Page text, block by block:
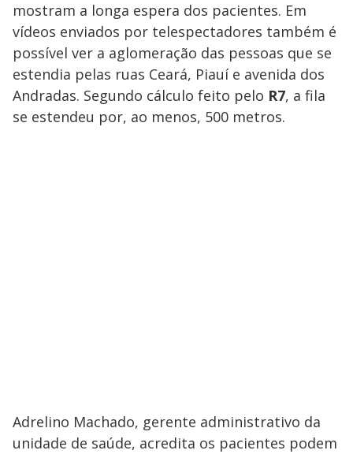
mostram a longa espera dos pacientes. Em
vídeos enviados por telespectadores também é
possível ver a aglomeração das pessoas que se
estendia pelas ruas Ceará, Piauí e avenida dos
Andradas. Segundo cálculo feito pelo R7, a fila
se estendeu por, ao menos, 500 metros.
Adrelino Machado, gerente administrativo da
unidade de saúde, acredita os pacientes podem